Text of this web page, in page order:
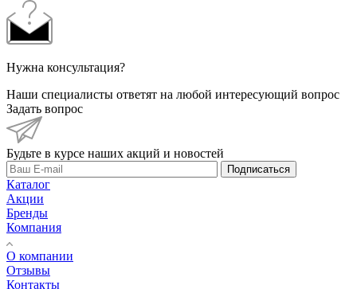
Нужна консультация?
Наши специалисты ответят на любой интересующий вопрос
Задать вопрос
Будьте в курсе наших акций и новостей
Подписаться
Каталог
Акции
Бренды
Компания
О компании
Отзывы
Контакты